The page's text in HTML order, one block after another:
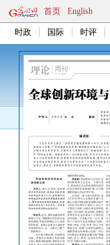
首页 English
时政 国际 时评